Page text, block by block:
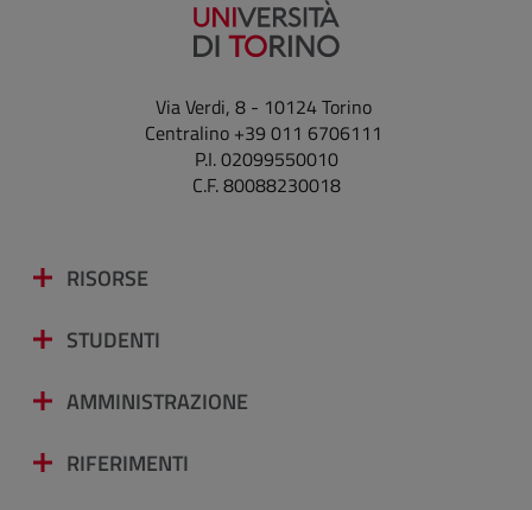
Via Verdi, 8 - 10124 Torino
Centralino +39 011 6706111
P.I. 02099550010
C.F. 80088230018
RISORSE
STUDENTI
AMMINISTRAZIONE
RIFERIMENTI